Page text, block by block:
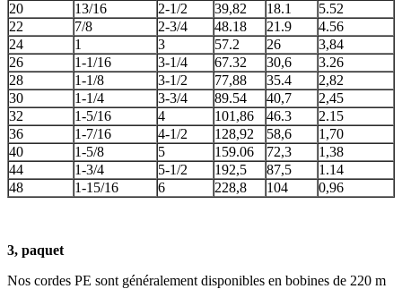
20
13/16 2-1/2 39,82 18.1
5.52
22
7/8 2-3/4 48.18 21.9
4.56
24
1 3 57.2 26
3,84
26
1-1/16 3-1/4 67.32 30,6
3.26
28
1-1/8 3-1/2 77,88 35.4
2,82
30
1-1/4 3-3/4 89.54 40,7
2,45
32
1-5/16 4 101,86 46.3
2.15
36
1-7/16 4-1/2 128,92 58,6
1,70
40
1-5/8 5 159.06 72,3
1,38
44
1-3/4 5-1/2 192,5 87,5
1.14
48
1-15/16 6 228,8 104 0,96
3, paquet
Nos cordes PE sont généralement disponibles en bobines de 220 m